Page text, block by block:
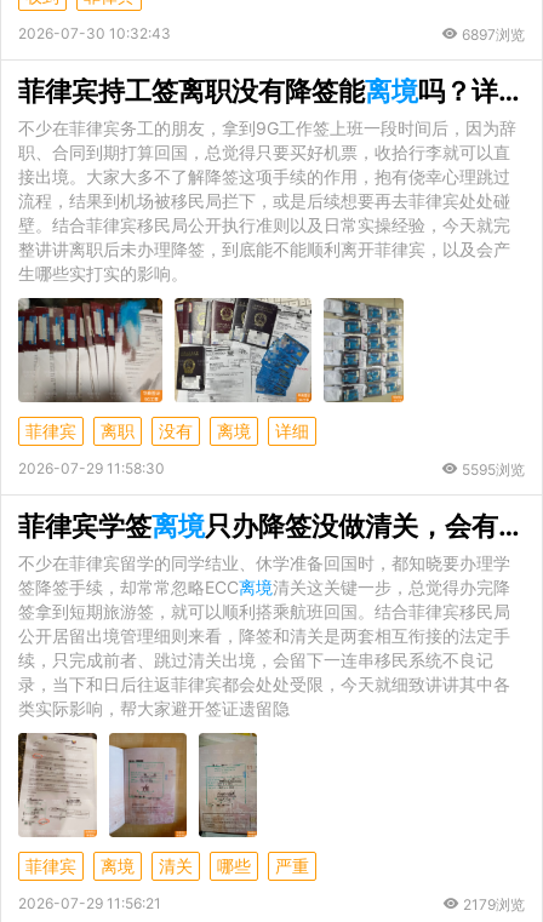
2026-07-30 10:32:43 6897浏览
菲律宾持工签离职没有降签能离境吗？详细后果与合规办法讲解
不少在菲律宾务工的朋友，拿到9G工作签上班一段时间后，因为辞
职、合同到期打算回国，总觉得只要买好机票，收拾行李就可以直
接出境。大家大多不了解降签这项手续的作用，抱有侥幸心理跳过
流程，结果到机场被移民局拦下，或是后续想要再去菲律宾处处碰
壁。结合菲律宾移民局公开执行准则以及日常实操经验，今天就完
整讲讲离职后未办理降签，到底能不能顺利离开菲律宾，以及会产
生哪些实打实的影响。
菲律宾 离职 没有 离境 详细
2026-07-29 11:58:30 5595浏览
菲律宾学签离境只办降签没做清关，会有哪些严重后果？
不少在菲律宾留学的同学结业、休学准备回国时，都知晓要办理学
签降签手续，却常常忽略ECC离境清关这关键一步，总觉得办完降
签拿到短期旅游签，就可以顺利搭乘航班回国。结合菲律宾移民局
公开居留出境管理细则来看，降签和清关是两套相互衔接的法定手
续，只完成前者、跳过清关出境，会留下一连串移民系统不良记
录，当下和日后往返菲律宾都会处处受限，今天就细致讲讲其中各
类实际影响，帮大家避开签证遗留隐
菲律宾 离境 清关 哪些 严重
2026-07-29 11:56:21 2179浏览